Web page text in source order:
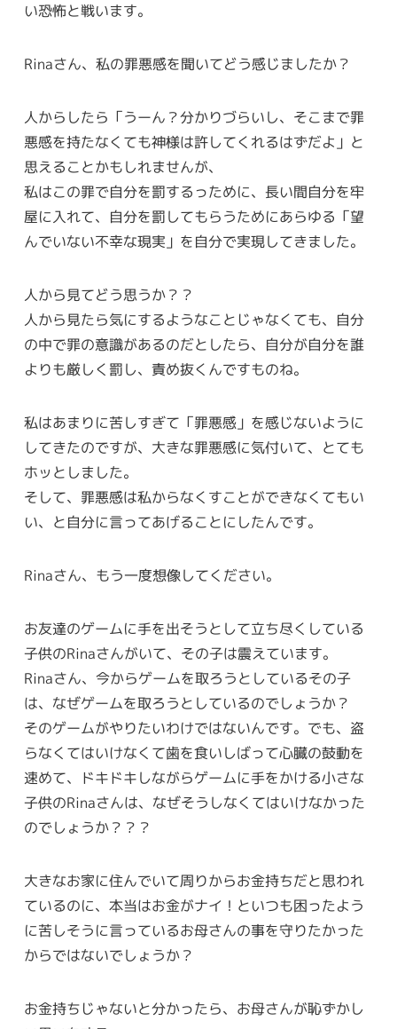
い恐怖と戦います。
Rinaさん、私の罪悪感を聞いてどう感じましたか？
人からしたら「うーん？分かりづらいし、そこまで罪
悪感を持たなくても神様は許してくれるはずだよ」と
思えることかもしれませんが、
私はこの罪で自分を罰するっために、長い間自分を牢
屋に入れて、自分を罰してもらうためにあらゆる「望
んでいない不幸な現実」を自分で実現してきました。
人から見てどう思うか？？
人から見たら気にするようなことじゃなくても、自分
の中で罪の意識があるのだとしたら、自分が自分を誰
よりも厳しく罰し、責め抜くんですものね。
私はあまりに苦しすぎて「罪悪感」を感じないように
してきたのですが、大きな罪悪感に気付いて、とても
ホッとしました。
そして、罪悪感は私からなくすことができなくてもい
い、と自分に言ってあげることにしたんです。
Rinaさん、もう一度想像してください。
お友達のゲームに手を出そうとして立ち尽くしている
子供のRinaさんがいて、その子は震えています。
Rinaさん、今からゲームを取ろうとしているその子
は、なぜゲームを取ろうとしているのでしょうか？
そのゲームがやりたいわけではないんです。でも、盗
らなくてはいけなくて歯を食いしばって心臓の鼓動を
速めて、ドキドキしながらゲームに手をかける小さな
子供のRinaさんは、なぜそうしなくてはいけなかった
のでしょうか？？？
大きなお家に住んでいて周りからお金持ちだと思われ
ているのに、本当はお金がナイ！といつも困ったよう
に苦しそうに言っているお母さんの事を守りたかった
からではないでしょうか？
お金持ちじゃないと分かったら、お母さんが恥ずかし